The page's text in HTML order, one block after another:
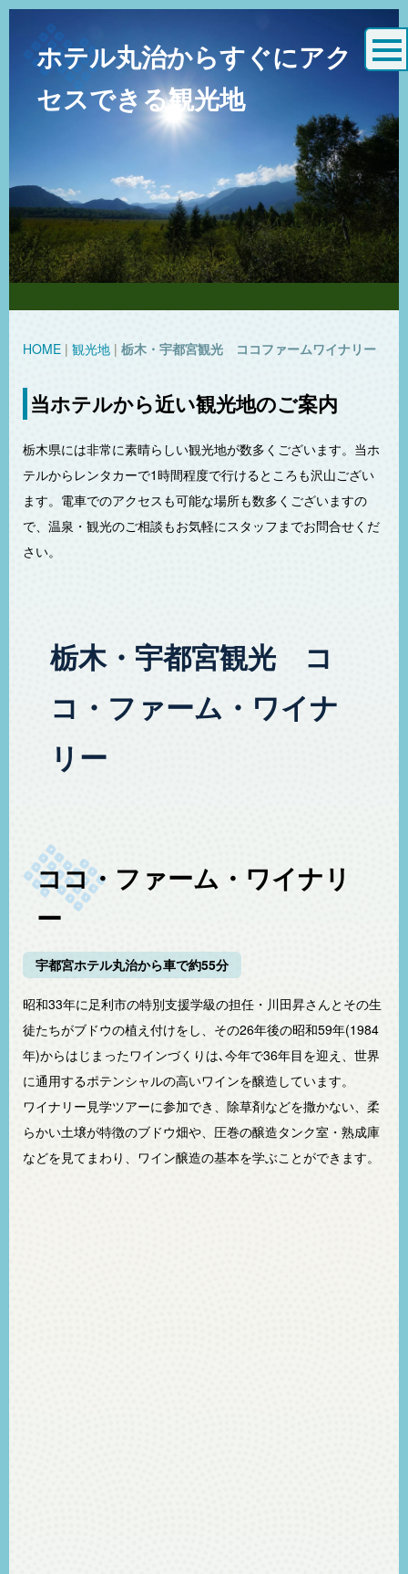
ホテル丸治からすぐにアク
セスできる観光地
HOME | 観光地 | 栃木・宇都宮観光 ココファームワイナリー
当ホテルから近い観光地のご案内
栃木県には非常に素晴らしい観光地が数多くございます。当ホ
テルからレンタカーで1時間程度で行けるところも沢山ござい
ます。電車でのアクセスも可能な場所も数多くございますの
で、温泉・観光のご相談もお気軽にスタッフまでお問合せくだ
さい。
栃木・宇都宮観光 コ
コ・ファーム・ワイナ
リー
ココ・ファーム・ワイナリ
ー
宇都宮ホテル丸治から車で約55分
昭和33年に足利市の特別支援学級の担任・川田昇さんとその生
徒たちがブドウの植え付けをし、その26年後の昭和59年(1984
年)からはじまったワインづくりは､今年で36年目を迎え、世界
に通用するポテンシャルの高いワインを醸造しています。
ワイナリー見学ツアーに参加でき、除草剤などを撒かない、柔
らかい土壌が特徴のブドウ畑や、圧巻の醸造タンク室・熟成庫
などを見てまわり、ワイン醸造の基本を学ぶことができます。